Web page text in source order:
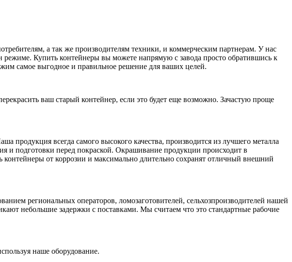
а так же производителям техники, и коммерческим партнерам. У нас
режиме. Купить контейнеры вы можете напрямую с завода просто обратившись к
самое выгодное и правильное решение для ваших целей.
ваш старый контейнер, если это будет еще возможно. Зачастую проще
продукция всегда самого высокого качества, производится из лучшего металла
подготовки перед покраской. Окрашивание продукции происходит в
контейнеры от коррозии и максимально длительно сохранят отличный внешний
региональных операторов, ломозаготовителей, сельхозпроизводителей нашей
небольшие задержки с поставками. Мы считаем что это стандартные рабочие
наше оборудование.